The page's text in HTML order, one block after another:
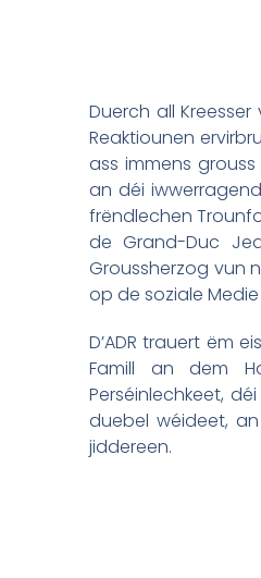
Duerch all
Reaktiounen
ass immens
an déi
frëndlechen
de Grand-Duc
Groussherzog vun
op de soziale
D’ADR trauert ëm
Famill an dem
Perséinlechkeet,
duebel wéideet,
jiddereen.